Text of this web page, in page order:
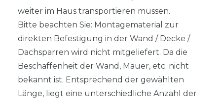
weiter im Haus transportieren müssen.
Bitte beachten Sie: Montagematerial zur
direkten Befestigung in der Wand / Decke /
Dachsparren wird nicht mitgeliefert. Da die
Beschaffenheit der Wand, Mauer, etc. nicht
bekannt ist. Entsprechend der gewählten
Länge, liegt eine unterschiedliche Anzahl der